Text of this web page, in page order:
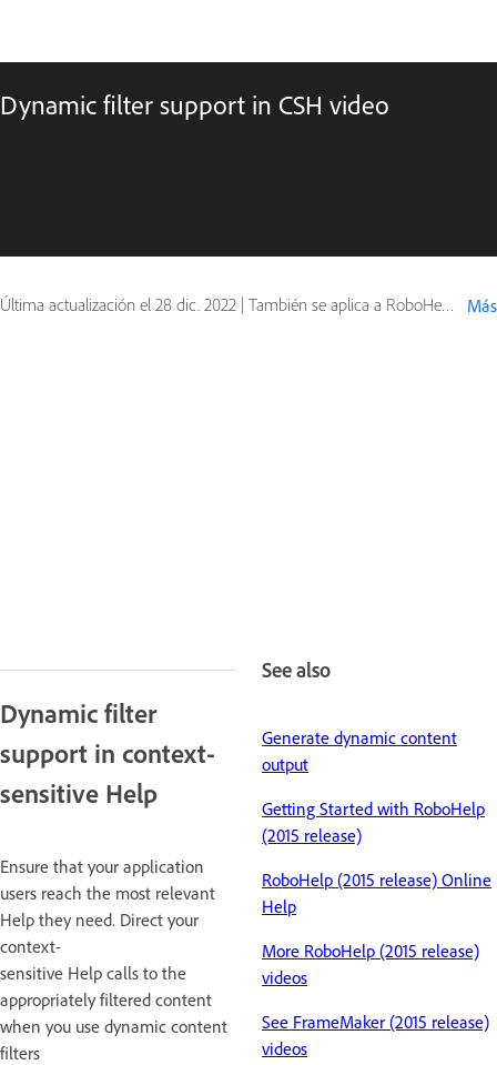
Dynamic filter support in CSH video
Última actualización el 28 dic. 2022 | También se aplica a RoboHelp (2015 release) Más
Dynamic filter
support in context-
sensitive Help
Ensure that your application
users reach the most relevant
Help they need. Direct your
context-
sensitive Help calls to the
appropriately filtered content
when you use dynamic content
filters
See also
Generate dynamic content
output
Getting Started with RoboHelp
(2015 release)
RoboHelp (2015 release) Online
Help
More RoboHelp (2015 release)
videos
See FrameMaker (2015 release)
videos